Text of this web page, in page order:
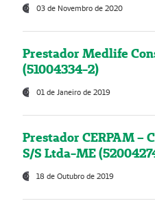
03 de Novembro de 2020
Prestador Medlife
(51004334-2)
01 de Janeiro de 2019
Prestador CERPAM –
S/S Ltda-ME
18 de Outubro de 2019